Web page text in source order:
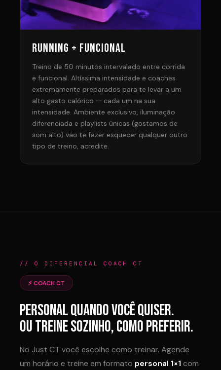
RUNNING + FUNCIONAL
Treino de 50 minutos intervalado entre corrida
e funcional. Altíssima intensidade e coaches
extremamente preparados para te levar a um
alto gasto calórico — cada um na sua
intensidade. Ambiente exclusivo, iluminação
diferenciada e playlists únicas (gostamos de
som alto) vão te fazer esquecer qualquer outro
tipo de treino, acredite.
// O DIFERENCIAL COACH CT
⚡ COACH CT
PERSONAL QUANDO VOCÊ QUISER.
OU TREINE SOZINHO, COMO PREFERIR.
No Just CT você escolhe como treinar. Agende
um horário e treine em formato personal 1×1 com